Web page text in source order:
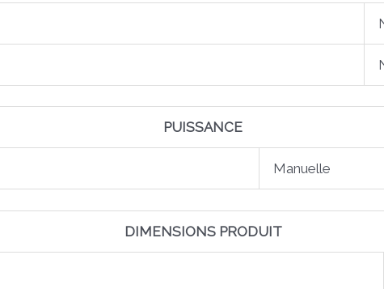
PUISSANCE
Manuelle
DIMENSIONS PRODUIT